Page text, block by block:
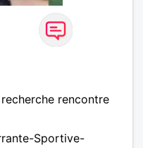
rencontre
Sportive-